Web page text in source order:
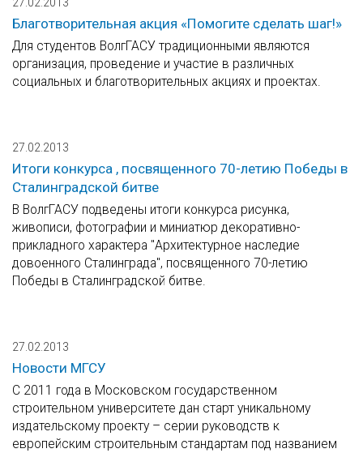
27.02.2013
Благотворительная акция «Помогите сделать шаг!»
Для студентов ВолгГАСУ традиционными являются
организация, проведение и участие в различных
социальных и благотворительных акциях и проектах.
27.02.2013
Итоги конкурса , посвященного 70-летию Победы в
Сталинградской битве
В ВолгГАСУ подведены итоги конкурса рисунка,
живописи, фотографии и миниатюр декоративно-
прикладного характера "Архитектурное наследие
довоенного Сталинграда", посвященного 70-летию
Победы в Сталинградской битве.
27.02.2013
Новости МГСУ
С 2011 года в Московском государственном
строительном университете дан старт уникальному
издательскому проекту – серии руководств к
европейским строительным стандартам под названием